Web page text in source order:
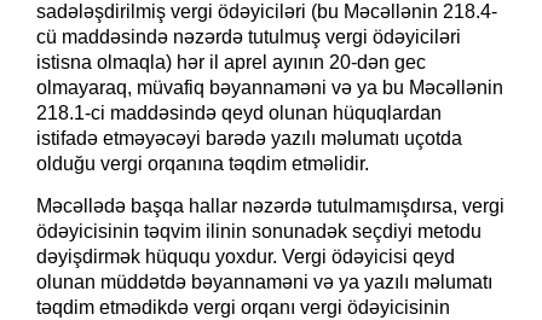
sadələşdirilmiş vergi ödəyiciləri (bu Məcəllənin 218.4-
cü maddəsində nəzərdə tutulmuş vergi ödəyiciləri
istisna olmaqla) hər il aprel ayının 20-dən gec
olmayaraq, müvafiq bəyannaməni və ya bu Məcəllənin
218.1-ci maddəsində qeyd olunan hüquqlardan
istifadə etməyəcəyi barədə yazılı məlumatı uçotda
olduğu vergi orqanına təqdim etməlidir.
Məcəllədə başqa hallar nəzərdə tutulmamışdırsa, vergi
ödəyicisinin təqvim ilinin sonunadək seçdiyi metodu
dəyişdirmək hüququ yoxdur. Vergi ödəyicisi qeyd
olunan müddətdə bəyannaməni və ya yazılı məlumatı
təqdim etmədikdə vergi orqanı vergi ödəyicisinin